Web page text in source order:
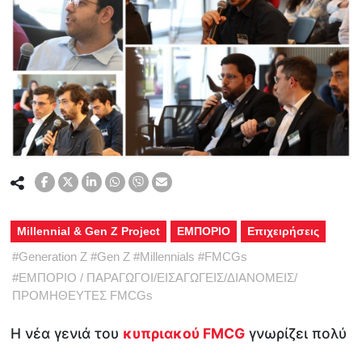
Millennial & Gen Z Project ΕΜΠΟΡΙΟ Επιχειρήσεις
#Generation Z #Gen Z #Millennials #FMCGs
#ΕΜΠΟΡΙΟ / ΠΑΡΑΓΩΓΟΙ/ΕΙΣΑΓΩΓΕΙΣ/ΔΙΑΝΟΜΕΙΣ/
ΠΡΟΜΗΘΕΥΤΕΣ FMCGs
Η νέα γενιά του κυπριακού FMCG γνωρίζει πολύ